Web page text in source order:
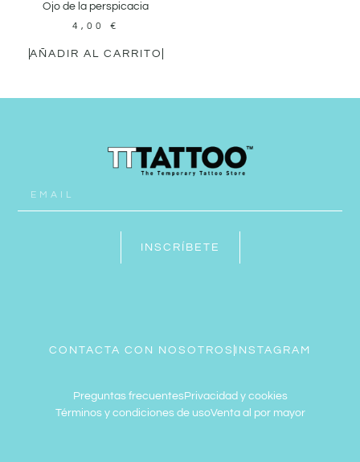
Ojo de la perspicacia
4,00€
AÑADIR AL CARRITO
INSCRÍBETE
CONTACTA CON NOSOTROS INSTAGRAM
Preguntas frecuentesPrivacidad y cookies
Términos y condiciones de usoVenta al por mayor